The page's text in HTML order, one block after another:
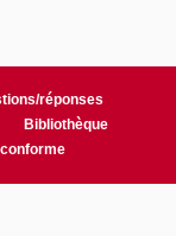
réponses
Bibliothèque